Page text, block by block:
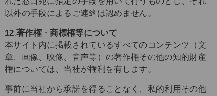
以外の手段によるご連絡は認めません。
12.著作権・商標権等について
本サイト内に掲載されているすべてのコンテンツ（文
章、画像、映像、音声等）の著作権その他の知的財産
権については、当社が権利を有します。
事前に当社から承諾を得ることなく、私的利用その他